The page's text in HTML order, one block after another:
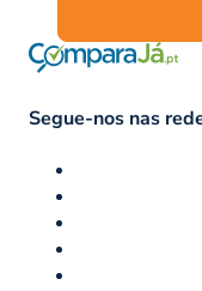
Segue-nos nas